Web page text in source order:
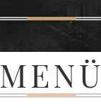
MENÜ